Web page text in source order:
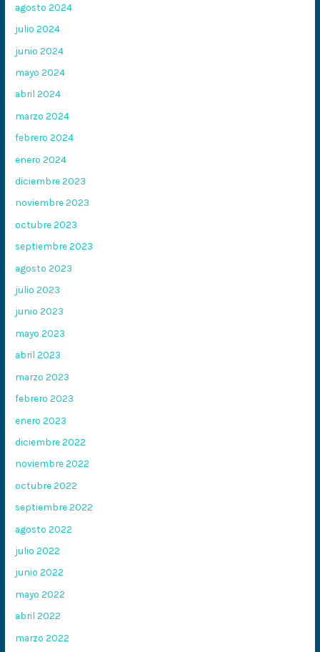
agosto 2024
julio 2024
junio 2024
mayo 2024
abril 2024
marzo 2024
febrero 2024
enero 2024
diciembre 2023
noviembre 2023
octubre 2023
septiembre 2023
agosto 2023
julio 2023
junio 2023
mayo 2023
abril 2023
marzo 2023
febrero 2023
enero 2023
diciembre 2022
noviembre 2022
octubre 2022
septiembre 2022
agosto 2022
julio 2022
junio 2022
mayo 2022
abril 2022
marzo 2022